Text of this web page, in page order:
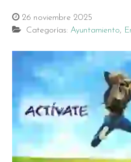
26 noviembre 2025
Categorías: Ayuntamiento,